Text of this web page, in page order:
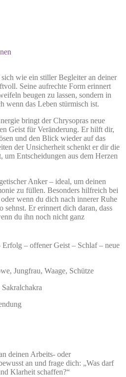
wie ein stiller Begleiter an deiner
Seine aufrechte Form erinnert
beugen zu lassen, sondern in
wenn das Leben stürmisch ist.
bringt der Chrysopras neue
Geist für Veränderung. Er hilft dir,
und den Blick wieder auf das
der Unsicherheit schenkt er dir die
um Entscheidungen aus dem Herzen
Anker – ideal, um deinen
zu füllen. Besonders hilfreich bei
wenn du dich nach innerer Ruhe
Er erinnert dich daran, dass
du ihn noch nicht ganz
– offener Geist – Schlaf – neue
Jungfrau, Waage, Schütze
deinen Arbeits- oder
an und frage dich: „Was darf
Klarheit schaffen?“